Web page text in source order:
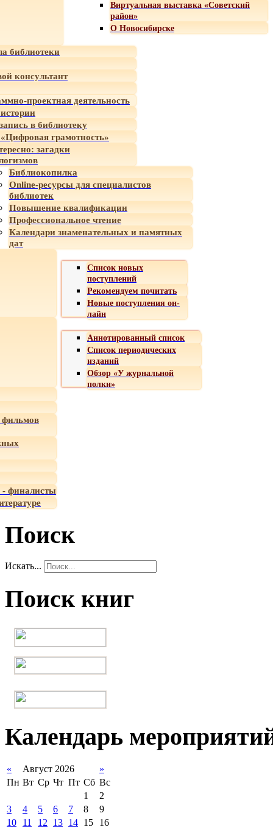
Виртуальная выставка «Советский
район»
О Новосибирске
библиотеки
консультант
проектная деятельность
в библиотеку
грамотность»
загадки
Библиокопилка
Online-ресурсы для специалистов
библиотек
Повышение квалификации
Профессиональное чтение
Календари знаменательных и памятных
дат
Список новых
поступлений
Рекомендуем почитать
Новые поступления он-
лайн
Аннотированный список
Список периодических
изданий
Обзор «У журнальной
полки»
- финалисты
Поиск
Искать...
Поиск книг
Календарь
« Август 2026
»
Пн Вт Ср Чт Пт Сб Вс
1
2
3
4 5 6 7 8
9
10
11 12 13 14 15 16